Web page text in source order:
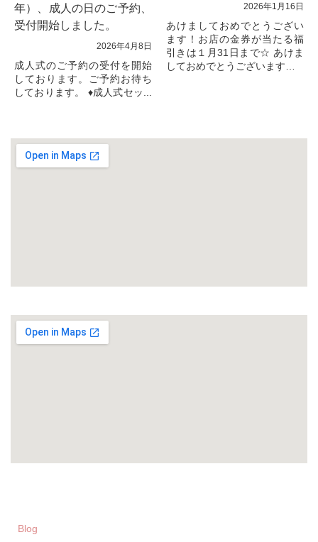
年）、成人の日のご予約、
受付開始しました。
2026年4月8日
成人式のご予約の受付を開始
しております。ご予約お待ち
しております。 ♦成人式セッ...
2026年1月16日
あけましておめでとうござい
ます！お店の金券が当たる福
引きは１月31日まで☆ あけま
しておめでとうございます。
Blog